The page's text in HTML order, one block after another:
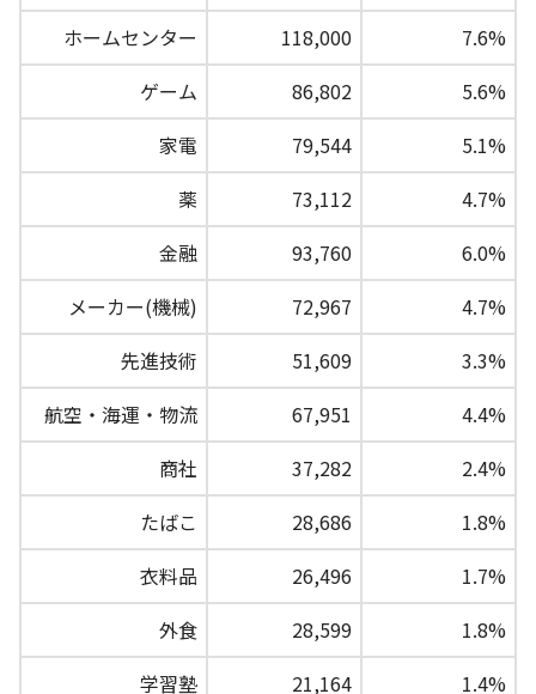
ホームセンター
118,000
7.6%
ゲーム
86,802
5.6%
家電
79,544
5.1%
薬
73,112
4.7%
金融
93,760
6.0%
メーカー(機械)
72,967
4.7%
先進技術
51,609
3.3%
航空・海運・物流
67,951
4.4%
商社
37,282
2.4%
たばこ
28,686
1.8%
衣料品
26,496
1.7%
外食
28,599
1.8%
学習塾
21,164 1.4%